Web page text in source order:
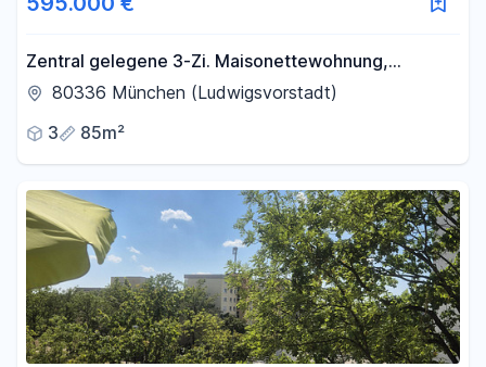
Zentral gelegene 3-Zi. Maisonettewohnung,
Ludwigsvorstadt-Isarvorsadt
80336 München (Ludwigsvorstadt)
3
85m²